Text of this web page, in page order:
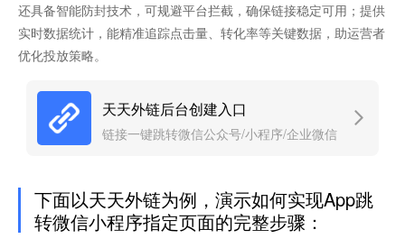
还具备智能防封技术，可规避平台拦截，确保链接稳定可用；提供
实时数据统计，能精准追踪点击量、转化率等关键数据，助运营者
优化投放策略。
天天外链后台创建入口
链接一键跳转微信公众号/小程序/企业微信
下面以天天外链为例，演示如何实现App跳
转微信小程序指定页面的完整步骤：